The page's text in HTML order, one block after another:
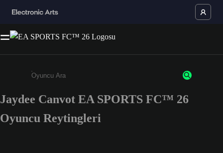
Enter a minimum of 3 characters or numbers
Jaydee Canvot EA SPORTS FC™ 26
Oyuncu Reytingleri